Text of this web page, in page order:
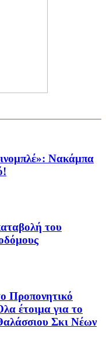
Νακάμπα
του
Προπονητικό
έτοιμα για το
Σκι Νέων